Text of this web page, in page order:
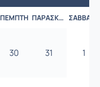
ΠΈΜΠΤΗ ΠΑΡΑΣΚΕΥΉ ΣΆΒΒΑΤΟ
30 31 1